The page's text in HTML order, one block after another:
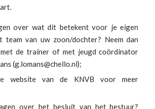
over wat dit betekent voor je eigen
team van uw zoon/dochter? Neem dan
de trainer of met jeugd coördinator
(g.lomans@chello.nl);
website van de KNVB voor meer
over het besluit van het bestuur?